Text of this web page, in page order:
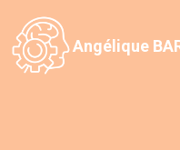
Angélique